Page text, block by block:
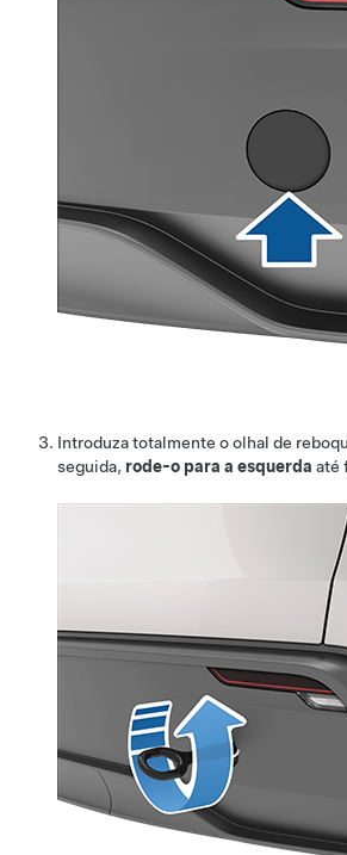
Introduza totalmente o olhal de
seguida, rode-o para a esquerda até